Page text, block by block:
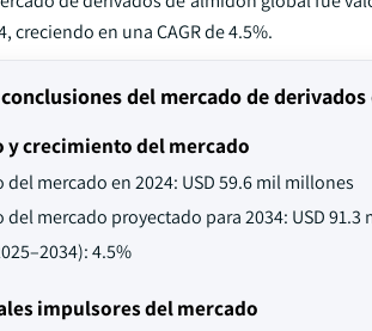
creciendo en una CAGR de 4.5%.
del mercado de
y crecimiento del mercado
del mercado en 2024: USD 59.6 mil millones
del mercado proyectado para 2034: USD 91.3
4.5%
impulsores del mercado